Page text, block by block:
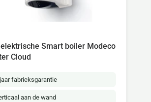
Smart boiler Modeco
Cloud
fabrieksgarantie
aan de wand